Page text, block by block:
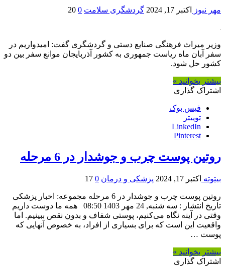
مهر نیوز اکتبر 17, 2024 گردشگری سلامت 0
20
وزیر میراث فرهنگی صنایع دستی و گردشگری گفت: امیدواریم در
سفر آبان ماه ریاست جمهوری به کشور آذربایجان موانع سفر بین دو
کشور حل شود.
بیشتر بخوانید »
اشتراک گذاری
فیس بوک
توییتر
LinkedIn
Pinterest
روتین پوست چرب و جوشدار در 6 مرحله
بیتوته اکتبر 17, 2024 پزشکی و درمان 0
17
روتین پوست چرب و جوشدار در 6 مرحله مجموعه: اخبار پزشکی
تاریخ انتشار : سه شنبه, 24 مهر 1403 08:50 همه ما دوست داریم
وقتی در آینه نگاه می‌کنیم، پوستی شفاف و بدون نقص ببینیم. اما
واقعیت این است که برای بسیاری از افراد، به خصوص آنهایی که
پوست …
بیشتر بخوانید »
اشتراک گذاری